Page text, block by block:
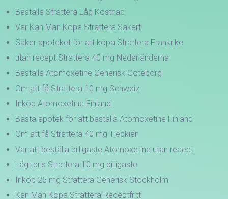
Beställa Strattera Låg Kostnad
Var Kan Man Köpa Strattera Säkert
Säker apoteket för att köpa Strattera Frankrike
utan recept Strattera 40 mg Nederländerna
Beställa Atomoxetine Generisk Göteborg
Om att få Strattera 10 mg Schweiz
Inköp Atomoxetine Finland
Bästa apotek för att beställa Atomoxetine Finland
Om att få Strattera 40 mg Tjeckien
Var att beställa billigaste Atomoxetine utan recept
Lågt pris Strattera 10 mg billigaste
Inköp 25 mg Strattera Generisk Stockholm
Kan Man Köpa Strattera Receptfritt